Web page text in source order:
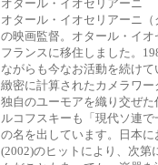
オタール・イオセリアーニ
オタール・イオセリアーニ
の映画監督。オタール・イ
フランスに移住しました。
ながらも今なお活動を続けて
緻密に計算されたカメラワ
独自のユーモアを織り交ぜ
ルコフスキーも「現代ソ連
の名を出しています。日本に
(2002)のヒットにより、次